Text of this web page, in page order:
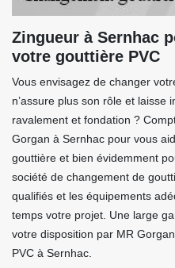
Zingueur à Sernhac
votre gouttière PVC
Vous envisagez de changer
n’assure plus son rôle et laisse
ravalement et fondation ?
Gorgan à Sernhac pour vous
gouttière et bien évidemment
société de changement de
qualifiés et les équipements
temps votre projet. Une large
votre disposition par MR
PVC à Sernhac.